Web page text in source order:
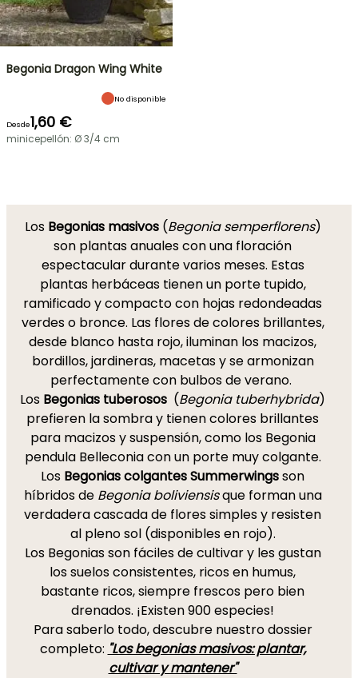
Begonia Dragon Wing White
No disponible
Desde1,60 €
minicepellón: Ø 3/4 cm
Los Begonias masivos(Begonia semperflorens)
son plantas anuales con una floración
espectacular durante varios meses. Estas
plantas herbáceas tienen un porte tupido,
ramificado y compacto con hojas redondeadas
verdes o bronce. Las flores de colores brillantes,
desde blanco hasta rojo, iluminan los macizos,
bordillos, jardineras, macetas y se armonizan
perfectamente con bulbos de verano.
Los Begonias tuberosos (Begonia tuberhybrida)
prefieren la sombra y tienen colores brillantes
para macizos y suspensión, como los Begonia
pendula Belleconia con un porte muy colgante.
Los Begonias colgantes Summerwingsson
híbridos de Begonia boliviensisque forman una
verdadera cascada de flores simples y resisten
al pleno sol (disponibles en rojo).
Los Begonias son fáciles de cultivar y les gustan
los suelos consistentes, ricos en humus,
bastante ricos, siempre frescos pero bien
drenados. ¡Existen 900 especies!
Para saberlo todo, descubre nuestro dossier
completo: "Los begonias masivos: plantar,
cultivar y mantener"